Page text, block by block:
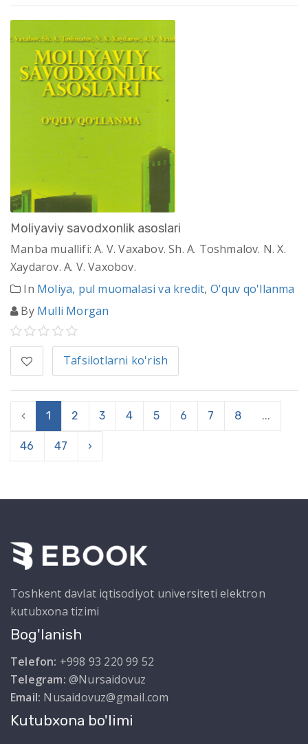
Moliyaviy savodxonlik asoslari
Manba muallifi: A. V. Vaxabov. Sh. A. Toshmalov. N. X.
Xaydarov. A. V. Vaxobov.
In Moliya, pul muomalasi va kredit, O'quv qo'llanma
By Mulli Morgan
Tafsilotlarni ko'rish
‹ 1 2 3 4 5 6 7 8 ...
46 47 ›
Toshkent davlat iqtisodiyot universiteti elektron
kutubxona tizimi
Bog'lanish
Telefon: +998 93 220 99 52
Telegram: @Nursaidovuz
Email: Nusaidovuz@gmail.com
Kutubxona bo'limi